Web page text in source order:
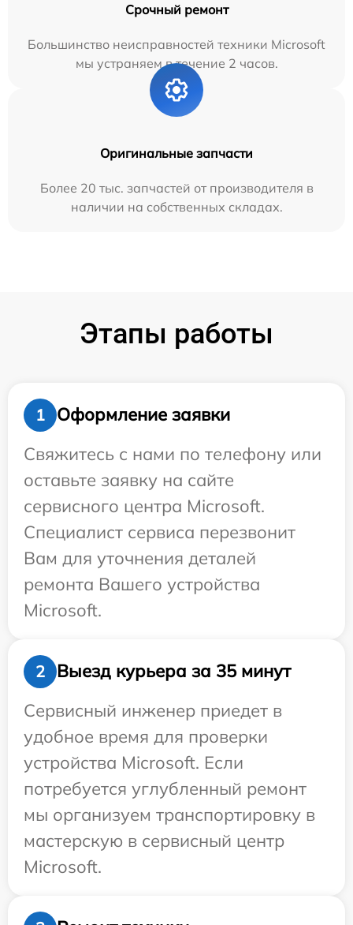
Срочный ремонт
Большинство неисправностей техники Microsoft
мы устраняем в течение 2 часов.
Оригинальные запчасти
Более 20 тыс. запчастей от производителя в
наличии на собственных складах.
Этапы работы
1
Оформление заявки
Свяжитесь с нами по телефону или
оставьте заявку на сайте
сервисного центра Microsoft.
Специалист сервиса перезвонит
Вам для уточнения деталей
ремонта Вашего устройства
Microsoft.
2
Выезд курьера за 35 минут
Сервисный инженер приедет в
удобное время для проверки
устройства Microsoft. Если
потребуется углубленный ремонт
мы организуем транспортировку в
мастерскую в сервисный центр
Microsoft.